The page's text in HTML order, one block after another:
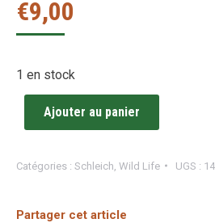
€9,00
1 en stock
Ajouter au panier
Catégories : Schleich Wild Life UGS :
Partager cet article